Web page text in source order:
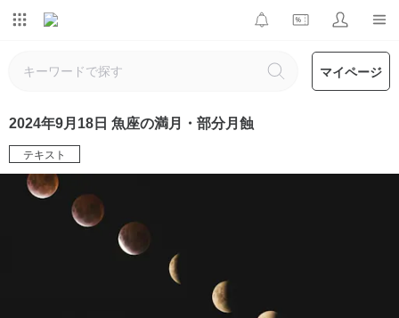
マイページ
2024年9月18日 魚座の満月・部分月蝕
テキスト